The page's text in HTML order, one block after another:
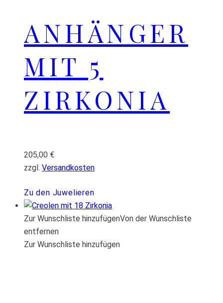
ANHÄNGER
MIT 5
ZIRKONIA
205,00 €
zzgl. Versandkosten
Zu den Juwelieren
Zur Wunschliste hinzufügenVon der Wunschliste
entfernen
Zur Wunschliste hinzufügen